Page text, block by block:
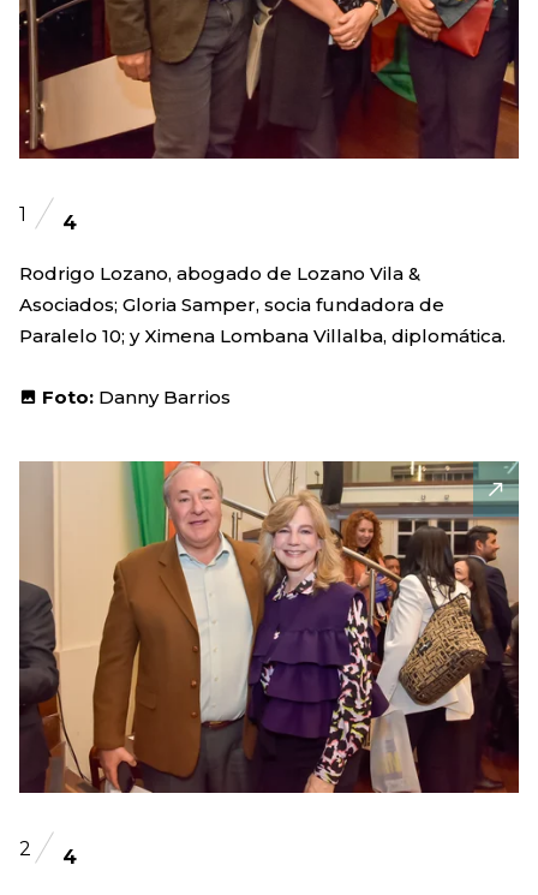
1 4
Rodrigo Lozano, abogado de Lozano Vila &
Asociados; Gloria Samper, socia fundadora de
Paralelo 10; y Ximena Lombana Villalba, diplomática.
Foto: Danny Barrios
2 4